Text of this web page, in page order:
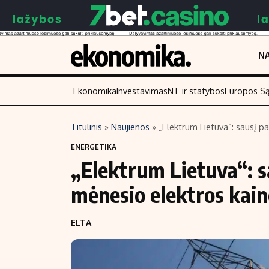
Turinys
Naujienos
Aplinka
Verslas
Energetika
Ekonomika
Finansai
Įmonės
Žemės ūkis
Laisvalaikis
EkonomikaInvestavimasNT ir statybosEuropos
Titulinis » Naujienos » „Elektrum Lietuva“: sausį
ENERGETIKA
„Elektrum Lietuva“:
mėnesio elektros
ELTA